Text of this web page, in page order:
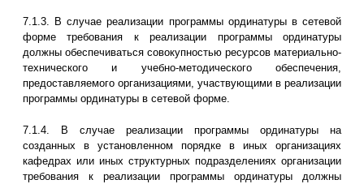
7.1.3. В случае реализации программы ординатуры в сетевой
форме требования к реализации программы ординатуры
должны обеспечиваться совокупностью ресурсов материально-
технического и учебно-методического обеспечения,
предоставляемого организациями, участвующими в реализации
программы ординатуры в сетевой форме.
7.1.4. В случае реализации программы ординатуры на
созданных в установленном порядке в иных организациях
кафедрах или иных структурных подразделениях организации
требования к реализации программы ординатуры должны